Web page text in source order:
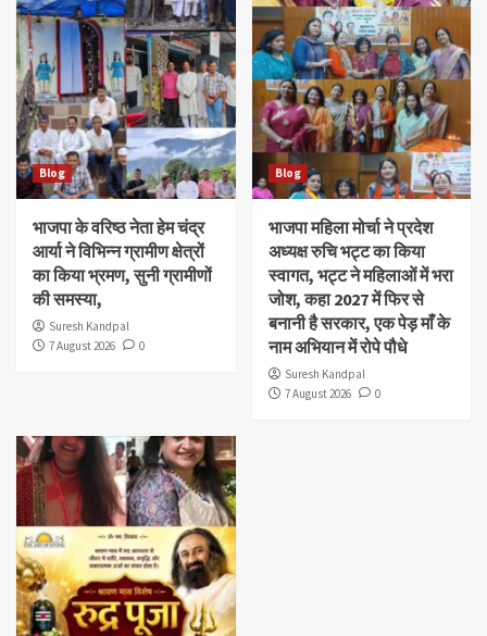
Blog
भाजपा के वरिष्ठ नेता हेम चंद्र
आर्या ने विभिन्न ग्रामीण क्षेत्रों
का किया भ्रमण, सुनी ग्रामीणों
की समस्या,
Suresh Kandpal
7 August 2026
0
Blog
भाजपा महिला मोर्चा ने प्रदेश
अध्यक्ष रुचि भट्ट का किया
स्वागत, भट्ट ने महिलाओं में भरा
जोश, कहा 2027 में फिर से
बनानी है सरकार, एक पेड़ माँ के
नाम अभियान में रोपे पौधे
Suresh Kandpal
7 August 2026
0